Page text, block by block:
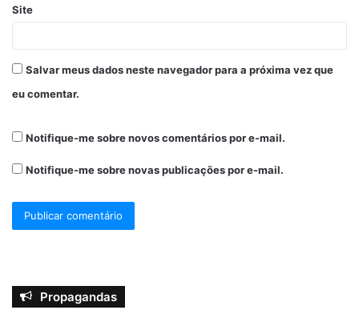
Site
Salvar meus dados neste navegador para a próxima vez que
eu comentar.
Notifique-me sobre novos comentários por e-mail.
Notifique-me sobre novas publicações por e-mail.
Propagandas